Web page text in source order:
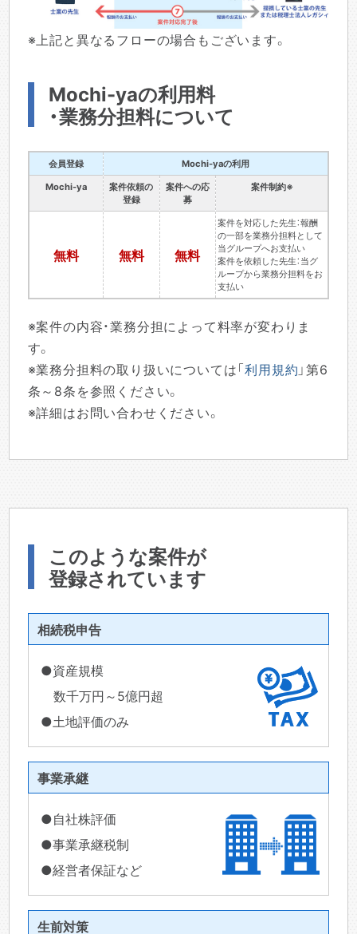
※上記と異なるフローの場合もございます。
Mochi-yaの利用料
・業務分担料について
会員登録
Mochi-ya
無料
Mochi-yaの利用
案件依頼の
登録
無料
案件への応
募
無料
案件制約※
案件を対応した先生：報酬
の一部を業務分担料として
当グループへお支払い
案件を依頼した先生：当グ
ループから業務分担料をお
支払い
※案件の内容・業務分担によって料率が変わりま
す。
※業務分担料の取り扱いについては「利用規約 」第6
条～8条を参照ください。
※詳細はお問い合わせください。
このような案件が
登録されています
相続税申告
●資産規模
数千万円～5億円超
●土地評価のみ
事業承継
●自社株評価
●事業承継税制
●経営者保証など
生前対策